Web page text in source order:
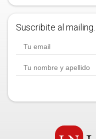
Suscribite al mailing.